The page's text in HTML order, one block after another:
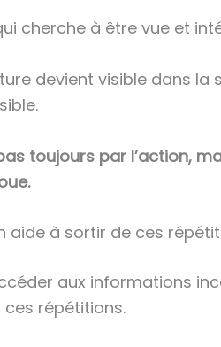
cherche à être vue et
devient visible dans la
toujours par l’action,
à sortir de ces
aux informations
répétitions.